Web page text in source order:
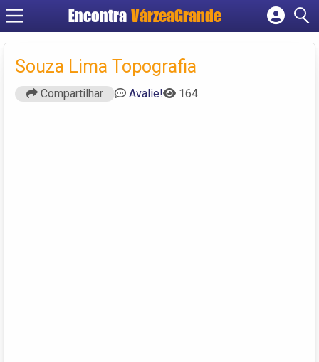
Encontra VárzeaGrande
Cadastrar empresa
Fazer login
Criar conta
Souza Lima Topografia
Compartilhar Avalie! 164